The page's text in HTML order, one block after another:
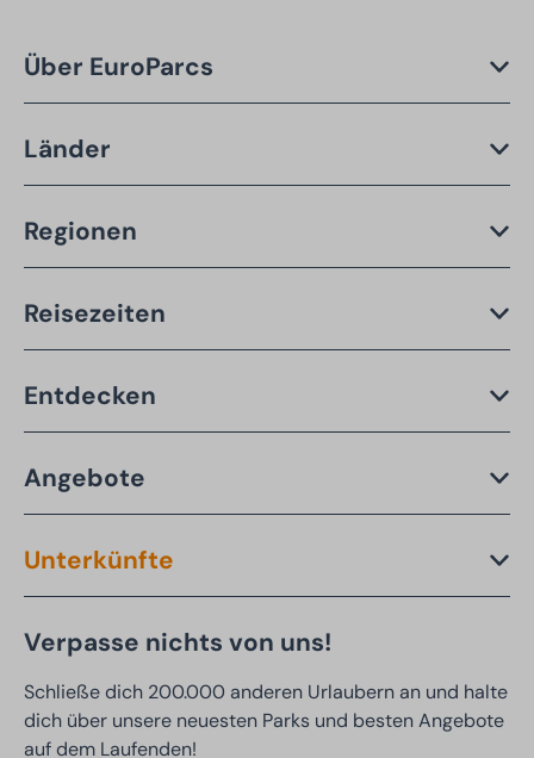
Über EuroParcs
Länder
Regionen
Reisezeiten
Entdecken
Angebote
Unterkünfte
Verpasse nichts von uns!
Schließe dich 200.000 anderen Urlaubern an und halte
dich über unsere neuesten Parks und besten Angebote
auf dem Laufenden!